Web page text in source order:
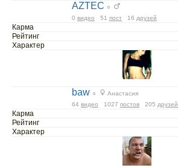
AZTEC ○
0 видео 51 пост 16 друзей
Карма
Рейтинг
Характер
baw ○
Анастасия
64 видео 1027 постов 205 друзей
Карма
Рейтинг
Характер